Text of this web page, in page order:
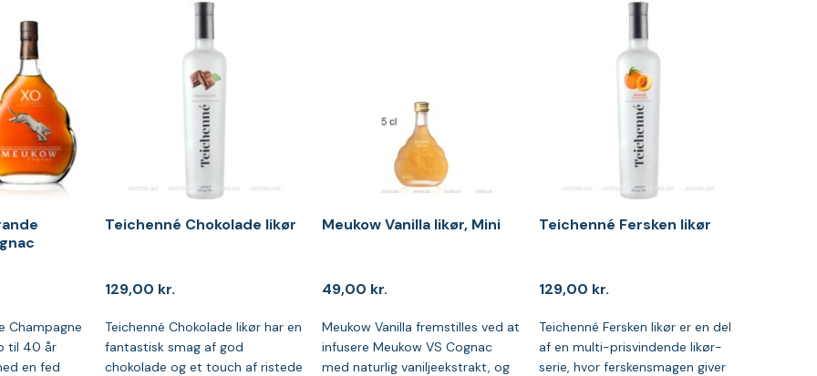
Champagne
til 40 år
en fed
Teichenné Chokolade likør
129,00 kr.
Teichenné Chokolade likør har en
fantastisk smag af god
chokolade og et touch af ristede
Meukow Vanilla likør, Mini
49,00 kr.
Meukow Vanilla fremstilles ved at
infusere Meukow VS Cognac
med naturlig vaniljeekstrakt, og
Teichenné Fersken likør
129,00 kr.
Teichenné Fersken likør er en del
af en multi-prisvindende likør-
serie, hvor ferskensmagen giver